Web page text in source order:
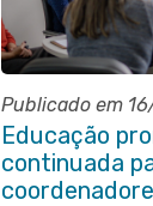
Publicado em
Educação
continuada